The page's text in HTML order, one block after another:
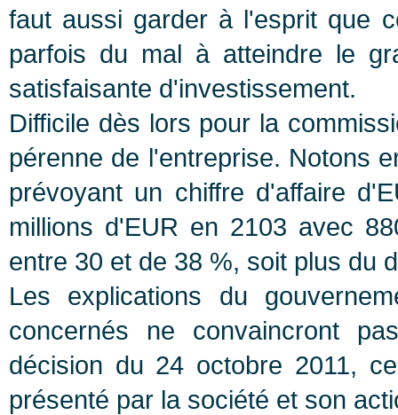
faut aussi garder à l'esprit que
parfois du mal à atteindre le
satisfaisante d'investissement.
Difficile dès lors pour la
pérenne de l'entreprise. Notons
prévoyant un chiffre d'affaire
millions d'EUR en 2103 avec
entre 30 et de 38 %, soit plus du
Les explications du
concernés ne convaincront
décision du 24 octobre 2011,
présenté par la société et son